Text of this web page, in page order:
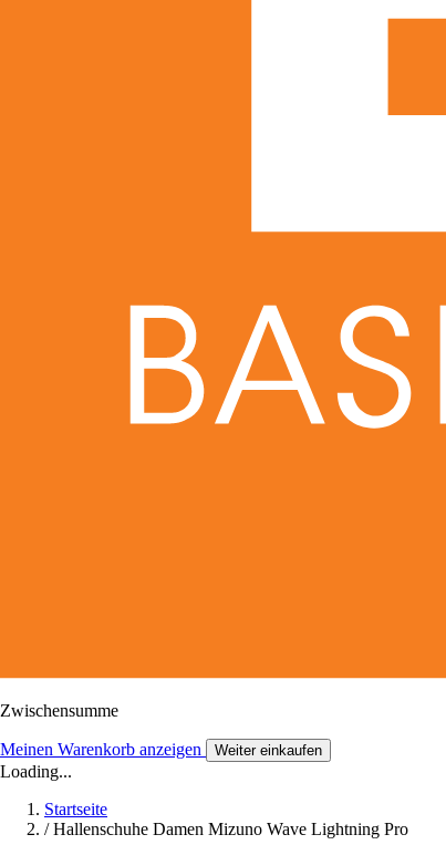
Zwischensumme
Meinen Warenkorb anzeigen Weiter einkaufen
Loading...
Startseite
/ Hallenschuhe Damen Mizuno Wave Lightning Pro